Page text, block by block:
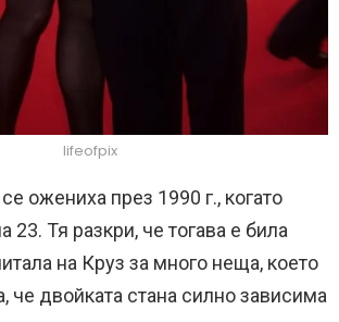
lifeofpix
ожениха през 1990 г., когато
Тя разкри, че тогава е била
на Круз за много неща, което
че двойката стана силно зависима